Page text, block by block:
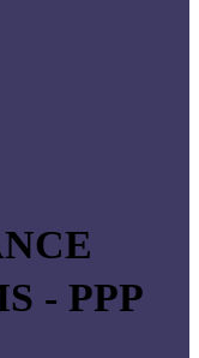
- PPP